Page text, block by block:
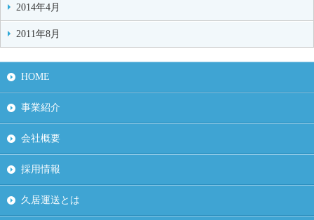
2014年4月
2011年8月
HOME
事業紹介
会社概要
採用情報
久居運送とは